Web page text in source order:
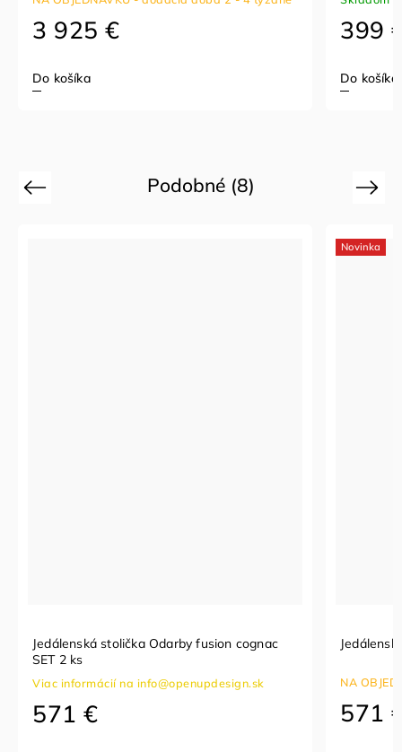
3 925 €
Do košíka
399 €
Do košíka
Podobné (8)
Previous
Jedálenská stolička Odarby fusion cognac
SET 2 ks
Viac informácií na info@openupdesign.sk
571 €
Novinka
NA
571
Next